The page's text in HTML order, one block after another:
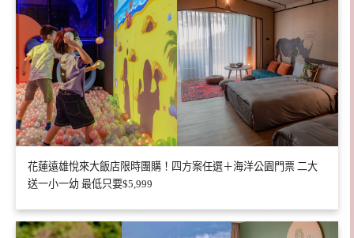
花蓮遠雄悅來大飯店限時團購！四方案任選＋海洋公園門票 二大
送一小一幼 最低只要$5,999